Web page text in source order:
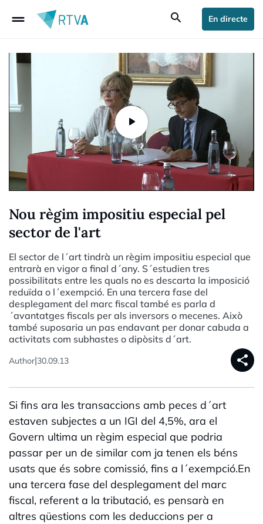
drag_handle search En directe
Nou règim impositiu especial pel
sector de l'art
El sector de l´art tindrà un règim impositiu especial que
entrarà en vigor a final d´any. S´estudien tres
possibilitats entre les quals no es descarta la imposició
reduïda o l´exempció. En una tercera fase del
desplegament del marc fiscal també es parla d
´avantatges fiscals per als inversors o mecenes. Això
també suposaria un pas endavant per donar cabuda a
activitats com subhastes o dipòsits d´art.
Author|30.09.13 share
Si fins ara les transaccions amb peces d´art
estaven subjectes a un IGI del 4,5%, ara el
Govern ultima un règim especial que podria
passar per un de similar com ja tenen els béns
usats que és sobre comissió, fins a l´exempció.En
una tercera fase del desplegament del marc
fiscal, referent a la tributació, es pensarà en
altres qüestions com les deduccions per a